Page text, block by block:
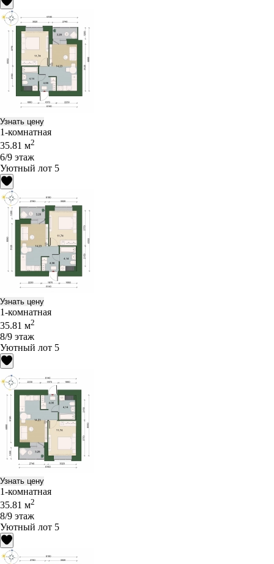
Узнать цену
1-комнатная
35.81 м2
6/9 этаж
Уютный лот 5
Узнать цену
1-комнатная
35.81 м2
8/9 этаж
Уютный лот 5
Узнать цену
1-комнатная
35.81 м2
8/9 этаж
Уютный лот 5